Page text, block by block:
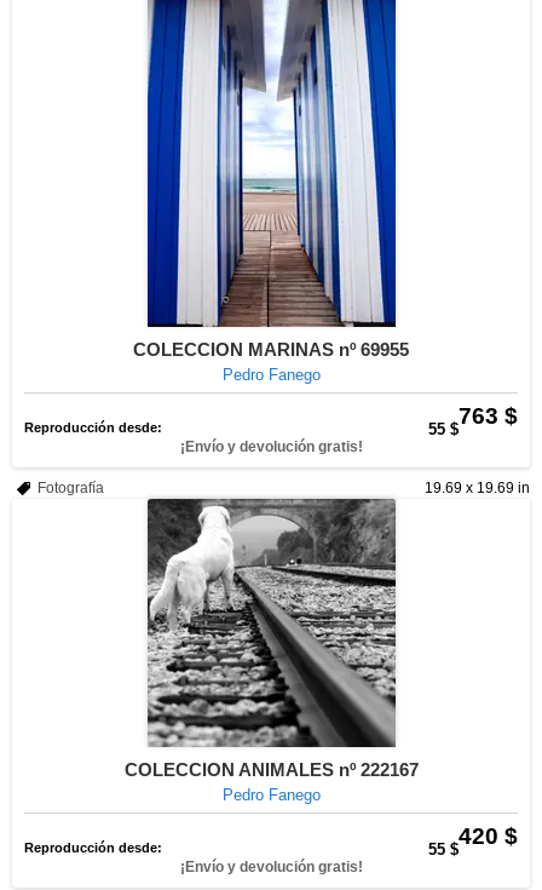
COLECCION MARINAS nº 69955
Pedro Fanego
763 $
Reproducción desde: 55 $
¡Envío y devolución gratis!
19.69 x 19.69 in
Fotografía
COLECCION ANIMALES nº 222167
Pedro Fanego
420 $
Reproducción desde: 55 $
¡Envío y devolución gratis!